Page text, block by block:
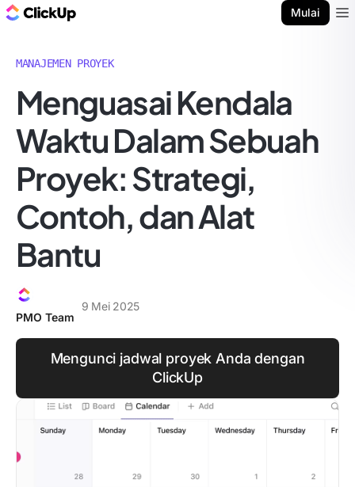
Mulai
MANAJEMEN PROYEK
Menguasai Kendala
Waktu Dalam Sebuah
Proyek: Strategi,
Contoh, dan Alat
Bantu
PMO Team
9 Mei 2025
Mengunci jadwal proyek Anda dengan
ClickUp